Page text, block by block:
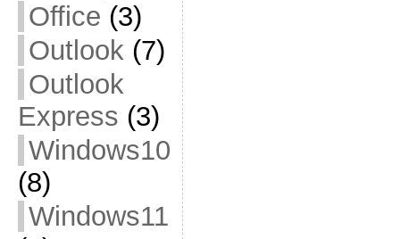
Office (3)
Outlook(7)
Outlook
Express (3)
Windows10
(8)
Windows11